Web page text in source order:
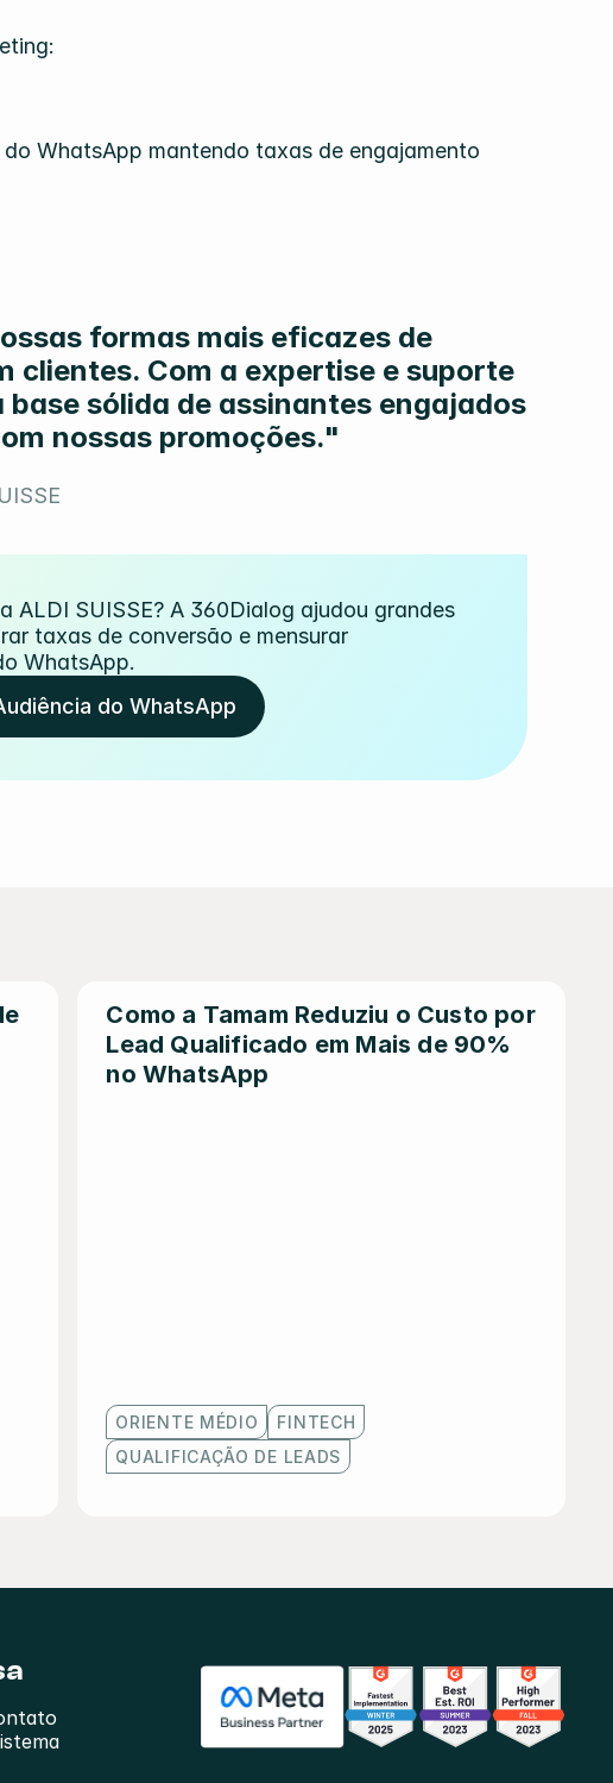
WhatsApp mantendo taxas de engajamento
formas mais eficazes de
Com a expertise e suporte
sólida de assinantes engajados
nossas promoções."
ALDI SUISSE? A 360Dialog ajudou grandes
taxas de conversão e mensurar
WhatsApp.
do WhatsApp
Como a Tamam Reduziu o Custo por
Lead Qualificado em Mais de 90%
no WhatsApp
ORIENTE MÉDIO
FINTECH
QUALIFICAÇÃO DE LEADS